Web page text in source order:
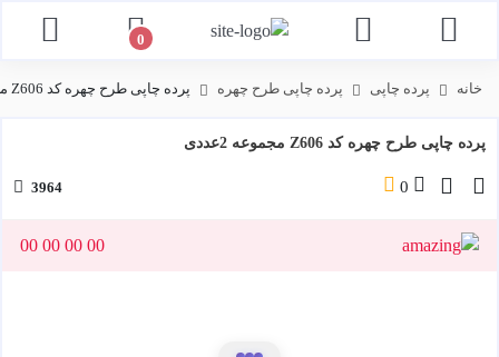
0
خانه پرده چاپی پرده چاپی طرح چهره پرده چاپی طرح چهره کد Z606 مجموعه 2عددی
پرده چاپی طرح چهره کد Z606 مجموعه 2عددی
3964
00
00
00
00
توضیحات برچسب ها نظرات